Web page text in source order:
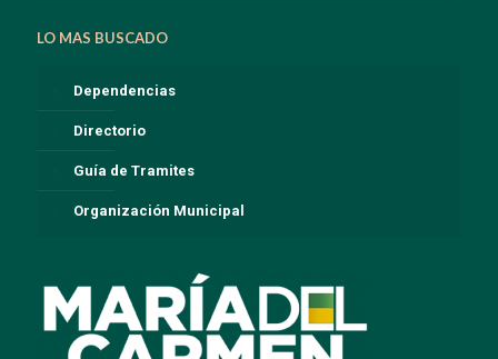
LO MAS BUSCADO
Dependencias
Directorio
Guía de Tramites
Organización Municipal